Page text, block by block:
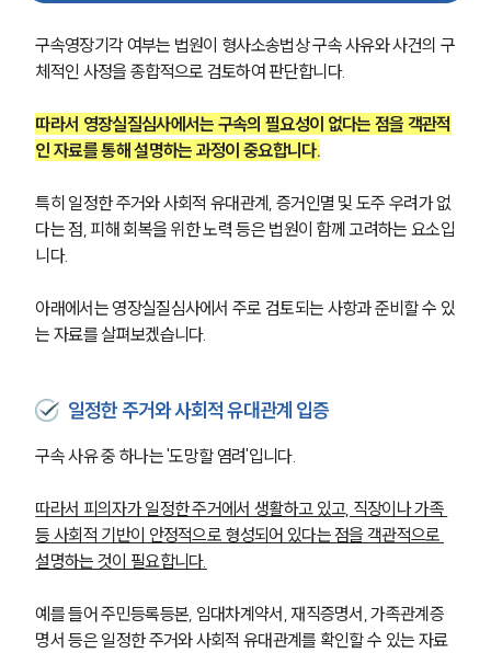
구속영장기각 여부는 법원이 형사소송법상 구속 사유와 사건의 구
체적인 사정을 종합적으로 검토하여 판단합니다.
따라서 영장실질심사에서는 구속의 필요성이 없다는 점을 객관적
인 자료를 통해 설명하는 과정이 중요합니다.
특히 일정한 주거와 사회적 유대관계, 증거인멸 및 도주 우려가 없
다는 점, 피해 회복을 위한 노력 등은 법원이 함께 고려하는 요소입
니다.
아래에서는 영장실질심사에서 주로 검토되는 사항과 준비할 수 있
는 자료를 살펴보겠습니다.
일정한 주거와 사회적 유대관계 입증
구속 사유 중 하나는 '도망할 염려'입니다.
따라서 피의자가 일정한 주거에서 생활하고 있고, 직장이나 가족
등 사회적 기반이 안정적으로 형성되어 있다는 점을 객관적으로
설명하는 것이 필요합니다.
예를 들어 주민등록등본, 임대차계약서, 재직증명서, 가족관계증
명서 등은 일정한 주거와 사회적 유대관계를 확인할 수 있는 자료